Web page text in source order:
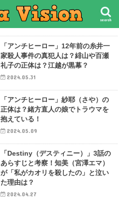
search
「アンチヒーロー」12年前の糸井一
家殺人事件の真犯人は？緋山や百瀬
礼子の正体は？江越が黒幕？
2024.05.31
「アンチヒーロー」紗耶（さや）の
正体は？緒方直人の娘でトラウマを
抱えている！
2024.05.09
「Destiny（デスティニー）」3話の
あらすじと考察！知美（宮澤エマ）
が「私がカオリを殺したの」と泣い
た理由は？
2024.04.27